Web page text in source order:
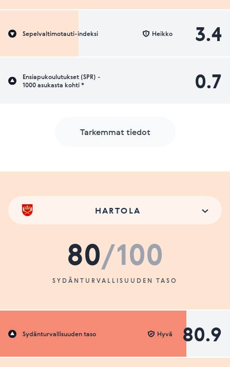
Sepelvaltimotauti-indeksi 3.4
Heikko
Ensiapukoulutukset (SPR) -
1000 asukasta kohti *
0.7
Tarkemmat tiedot
HARTOLA
80/100
SYDÄNTURVALLISUUDEN TASO
Sydänturvallisuuden taso 80.9
Hyvä